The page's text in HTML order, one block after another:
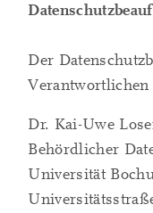
Der
Verantwortlichen
Dr. Kai-Uwe
Behördlicher
Universität